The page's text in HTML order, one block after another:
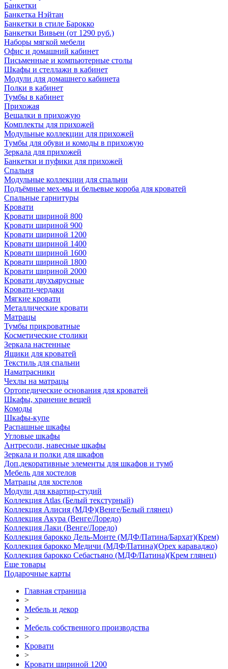
Банкетки
Банкетка Нэйтан
Банкетки в стиле Барокко
Банкетки Вивьен (от 1290 руб.)
Наборы мягкой мебели
Офис и домашний кабинет
Письменные и компьютерные столы
Шкафы и стеллажи в кабинет
Модули для домашнего кабинета
Полки в кабинет
Тумбы в кабинет
Прихожая
Вешалки в прихожую
Комплекты для прихожей
Модульные коллекции для прихожей
Тумбы для обуви и комоды в прихожую
Зеркала для прихожей
Банкетки и пуфики для прихожей
Спальня
Модульные коллекции для спальни
Подъёмные мех-мы и бельевые короба для кроватей
Спальные гарнитуры
Кровати
Кровати шириной 800
Кровати шириной 900
Кровати шириной 1200
Кровати шириной 1400
Кровати шириной 1600
Кровати шириной 1800
Кровати шириной 2000
Кровати двухъярусные
Кровати-чердаки
Мягкие кровати
Металлические кровати
Матрацы
Тумбы прикроватные
Косметические столики
Зеркала настенные
Ящики для кроватей
Текстиль для спальни
Наматрасники
Чехлы на матрацы
Ортопедические основания для кроватей
Шкафы, хранение вещей
Комоды
Шкафы-купе
Распашные шкафы
Угловые шкафы
Антресоли, навесные шкафы
Зеркала и полки для шкафов
Доп.декоративные элементы для шкафов и тумб
Мебель для хостелов
Матрацы для хостелов
Модули для квартир-студий
Коллекция Atlas (Белый текстурный)
Коллекция Алисия (МДФ)(Венге/Белый глянец)
Коллекция Акура (Венге/Лоредо)
Коллекция Лаки (Венге/Лоредо)
Коллекция барокко Дель-Монте (МДФ/Патина/Бархат)(Крем)
Коллекция барокко Медичи (МДФ/Патина)(Орех караваджо)
Коллекция барокко Себастьяно (МДФ/Патина)(Крем глянец)
Еще товары
Подарочные карты
Главная страница
>
Мебель и декор
>
Мебель собственного производства
>
Кровати
>
Кровати шириной 1200